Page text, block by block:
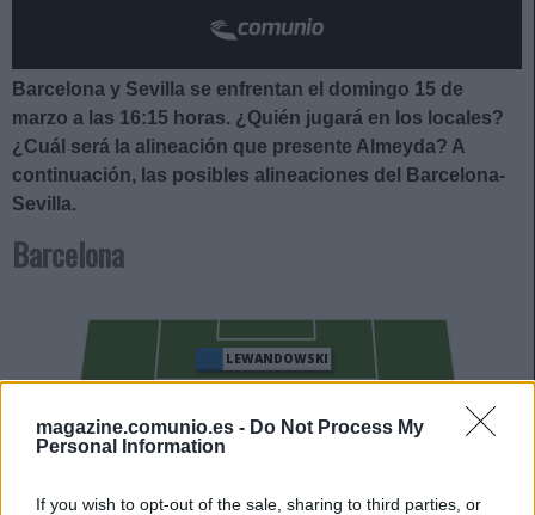
magazine.comunio.es - Do Not Process My
Personal Information
If you wish to opt-out of the sale, sharing to third parties, or
Barcelona y Sevilla se enfrentan el domingo 15 de
marzo a las 16:15 horas. ¿Quién jugará en los locales?
¿Cuál será la alineación que presente Almeyda? A
continuación, las posibles alineaciones del Barcelona-
Sevilla.
Barcelona
GAVI DANI OLMO
LEWANDOWSKI